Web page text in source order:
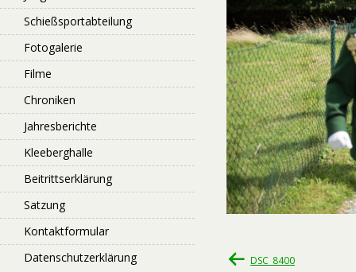
DSC_8400
Schießsportabteilung
Fotogalerie
Filme
Chroniken
Jahresberichte
Kleeberghalle
Beitrittserklärung
Satzung
Kontaktformular
Datenschutzerklärung